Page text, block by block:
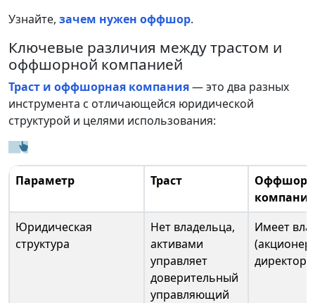
Узнайте, зачем нужен оффшор.
Ключевые различия между трастом и
оффшорной компанией
Траст и оффшорная компания— это два разных
инструмента с отличающейся юридической
структурой и целями использования:
Параметр Траст
компания
Юридическая
структура
Нет владельца,
активами
управляет
доверительный
управляющий
Имеет